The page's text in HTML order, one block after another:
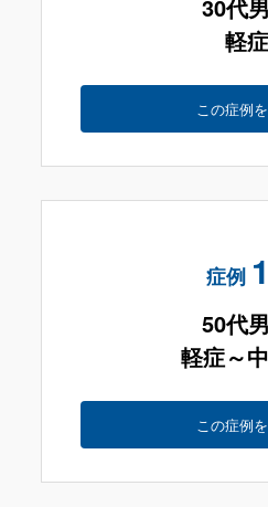
30代
軽症
この症例
症例
50代
軽症～
この症例